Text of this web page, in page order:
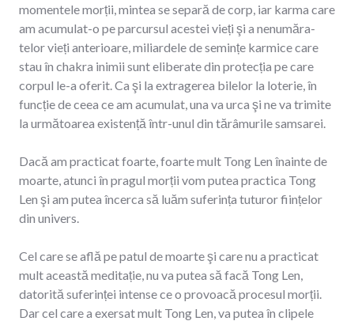
momentele morții, mintea se separă de corp, iar karma care
am acumulat-o pe parcursul acestei vieți şi a nenumăra-
telor vieți anterioare, miliardele de semințe karmice care
stau în chakra inimii sunt eliberate din protecția pe care
corpul le-a oferit. Ca şi la extragerea bilelor la loterie, în
funcție de ceea ce am acumulat, una va urca şi ne va trimite
la următoarea existență într-unul din tărâmurile samsarei.
Dacă am practicat foarte, foarte mult Tong Len înainte de
moarte, atunci în pragul morții vom putea practica Tong
Len şi am putea încerca să luăm suferința tuturor ființelor
din univers.
Cel care se află pe patul de moarte şi care nu a practicat
mult această meditație, nu va putea să facă Tong Len,
datorită suferinței intense ce o provoacă procesul morții.
Dar cel care a exersat mult Tong Len, va putea în clipele